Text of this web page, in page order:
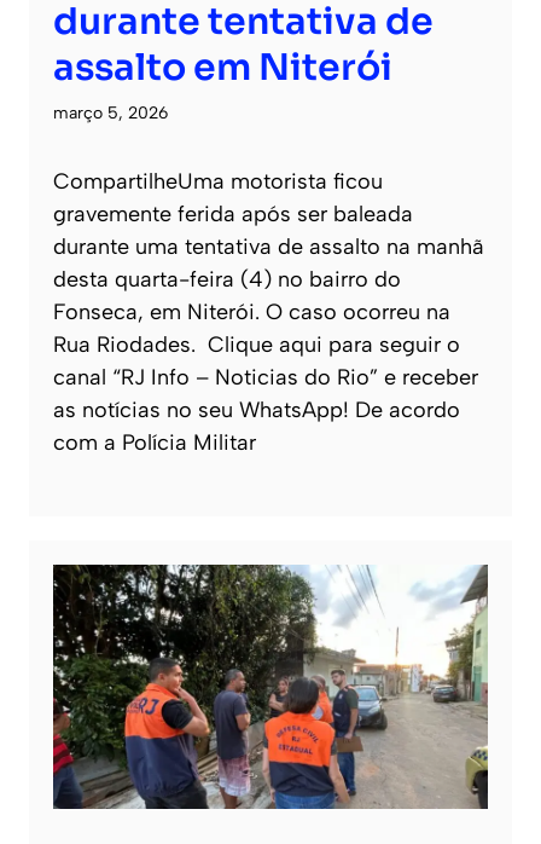
durante tentativa de
assalto em Niterói
março 5, 2026
CompartilheUma motorista ficou
gravemente ferida após ser baleada
durante uma tentativa de assalto na manhã
desta quarta-feira (4) no bairro do
Fonseca, em Niterói. O caso ocorreu na
Rua Riodades. Clique aqui para seguir o
canal “RJ Info – Noticias do Rio” e receber
as notícias no seu WhatsApp! De acordo
com a Polícia Militar